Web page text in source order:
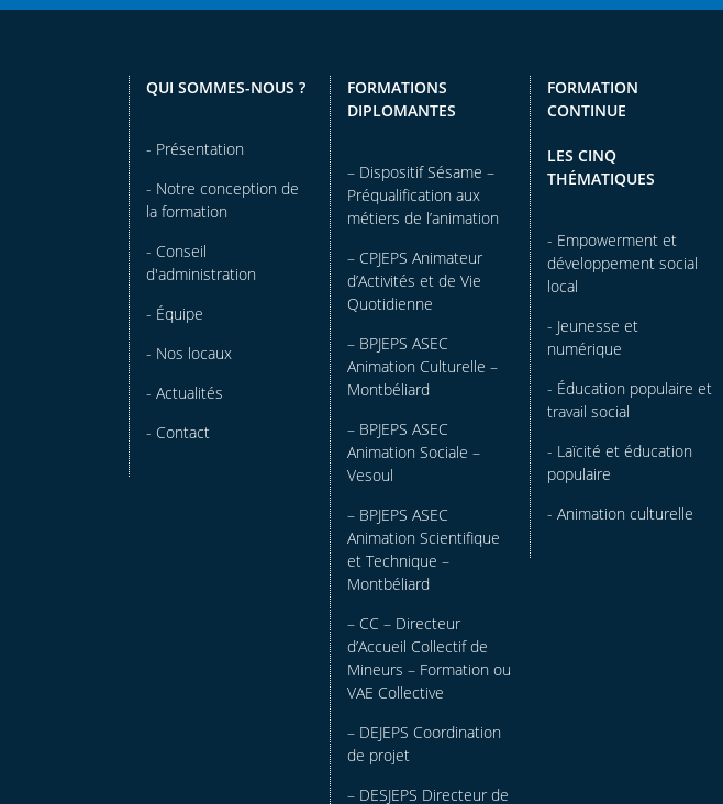
QUI SOMMES-NOUS ?
- Présentation
- Notre conception de
la formation
- Conseil
d'administration
- Équipe
- Nos locaux
- Actualités
- Contact
FORMATIONS
DIPLOMANTES
– Dispositif Sésame –
Préqualification aux
métiers de l’animation
– CPJEPS Animateur
d’Activités et de Vie
Quotidienne
– BPJEPS ASEC
Animation Culturelle –
Montbéliard
– BPJEPS ASEC
Animation Sociale –
Vesoul
– BPJEPS ASEC
Animation Scientifique
et Technique –
Montbéliard
– CC – Directeur
d’Accueil Collectif de
Mineurs – Formation ou
VAE Collective
– DEJEPS Coordination
de projet
– DESJEPS Directeur de
FORMATION
CONTINUE
LES CINQ
THÉMATIQUES
- Empowerment et
développement social
local
- Jeunesse et
numérique
- Éducation populaire et
travail social
- Laïcité et éducation
populaire
- Animation culturelle